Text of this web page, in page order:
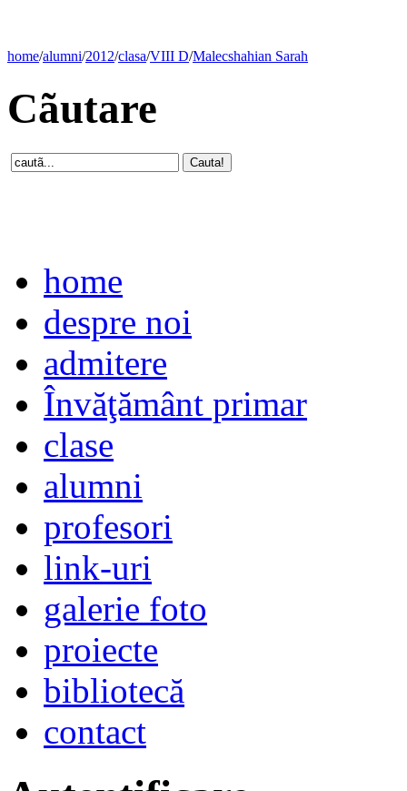
home/alumni/2012/clasa/VIII D/Malecshahian Sarah
Cãutare
home
despre noi
admitere
Învăţământ primar
clase
alumni
profesori
link-uri
galerie foto
proiecte
bibliotecă
contact